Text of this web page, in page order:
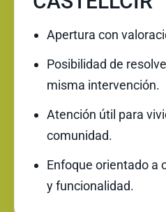
Apertura con
Posibilidad de
misma intervención.
Atención útil para
comunidad.
Enfoque orientado a
y funcionalidad.